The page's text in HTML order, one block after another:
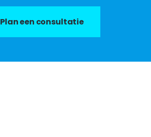
Plan een consultatie